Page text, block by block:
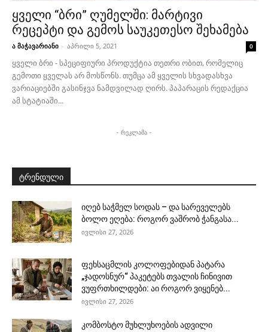
ყველი “ბრი” ღუმელში: მარტივი
რეცეპტი და გემოს საუკეთესო შეხამება
ა მაჭავარიანი - აპრილი 5, 2021 0
ყველი ბრი - სპეციფიური პროდუქტია თეთრი ობით, რომელიც
გემოთი ყველას არ მოსწონს. თუმცა ამ ყველის სხვადასხვა
ვარიაციებში გასინჯვა ნამდვილად ღირს. პაპარაცის რედაქცია
ამ სტატიაში...
- რეკლამა -
ტრენდული
იღებ საჭმელ სოდას – და სარეველებს
ბოლო ეღება: როგორ ვაშრობ ჭანგასა...
ივლისი 27, 2026
ფეხსაცმლის კოლოფებიდან პატარა
„ჯადოსნურ“ პაკეტებს თვალის ჩინივით
ვუფრთხილდები: აი როგორ ვიყენებ...
ივლისი 27, 2026
კომბოსტო მუხლუხოების ადვილი